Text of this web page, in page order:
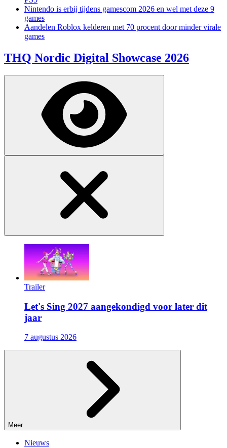
Nintendo is erbij tijdens gamescom 2026 en wel met deze 9
games
Aandelen Roblox kelderen met 70 procent door minder virale
games
THQ Nordic Digital Showcase 2026
Trailer
Let's Sing 2027 aangekondigd voor later dit
jaar
7 augustus 2026
Meer
Nieuws